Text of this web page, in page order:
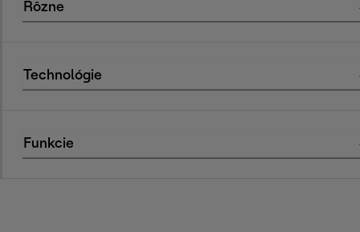
Rôzne
Technológie
Funkcie